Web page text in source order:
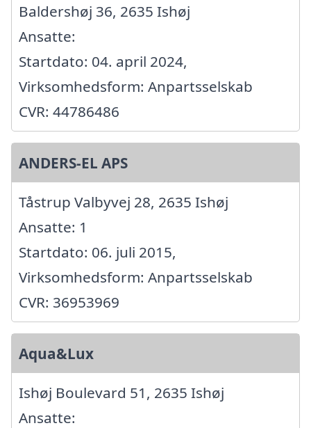
Baldershøj 36, 2635 Ishøj
Ansatte:
Startdato: 04. april 2024,
Virksomhedsform: Anpartsselskab
CVR: 44786486
ANDERS-EL APS
Tåstrup Valbyvej 28, 2635 Ishøj
Ansatte: 1
Startdato: 06. juli 2015,
Virksomhedsform: Anpartsselskab
CVR: 36953969
Aqua&Lux
Ishøj Boulevard 51, 2635 Ishøj
Ansatte: